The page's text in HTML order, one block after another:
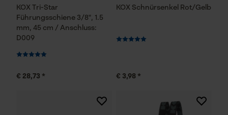
KOX Tri-Star
Führungsschiene 3/8", 1.5
mm, 45 cm / Anschluss:
D009
€ 28,73 *
KOX Schnürsenkel Rot/Gelb
€ 3,98 *